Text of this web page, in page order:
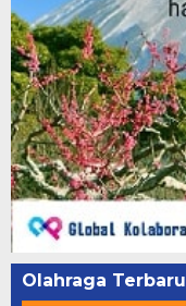
Olahraga Terbaru